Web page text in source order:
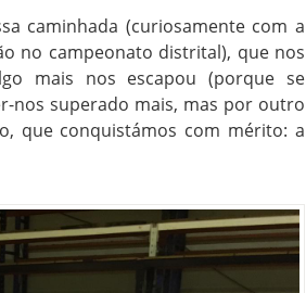
caminhada (curiosamente com a
no campeonato distrital), que nos
mais nos escapou (porque se
nos superado mais, mas por outro
que conquistámos com mérito: a